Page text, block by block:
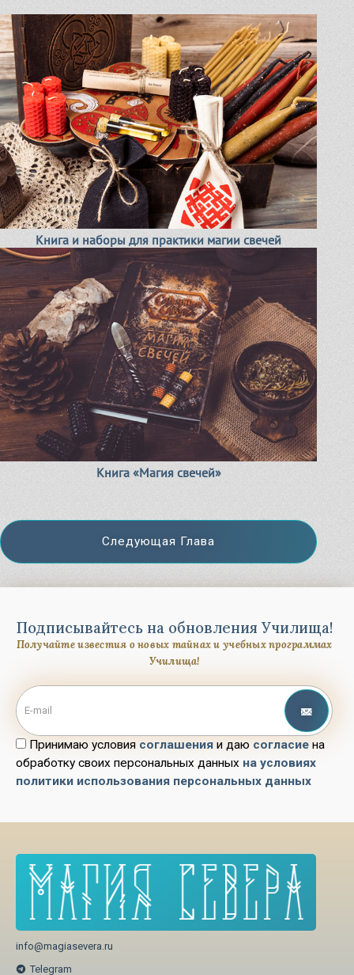
Книга и наборы для практики магии свечей
Книга «Магия свечей»
Следующая Глава
Подписывайтесь на обновления Училища!
Получайте известия о новых тайнах и учебных программах
Училища!
Принимаю условия соглашения и даю согласие на
обработку своих персональных данных на условиях
политики использования персональных данных
info@magiasevera.ru
Telegram